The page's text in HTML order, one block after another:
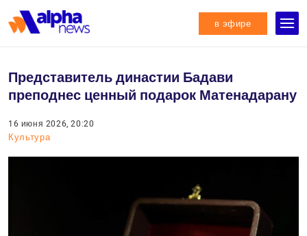
в эфире
Представитель династии Бадави
преподнес ценный подарок Матенадарану
16 июня 2026, 20:20
Культура